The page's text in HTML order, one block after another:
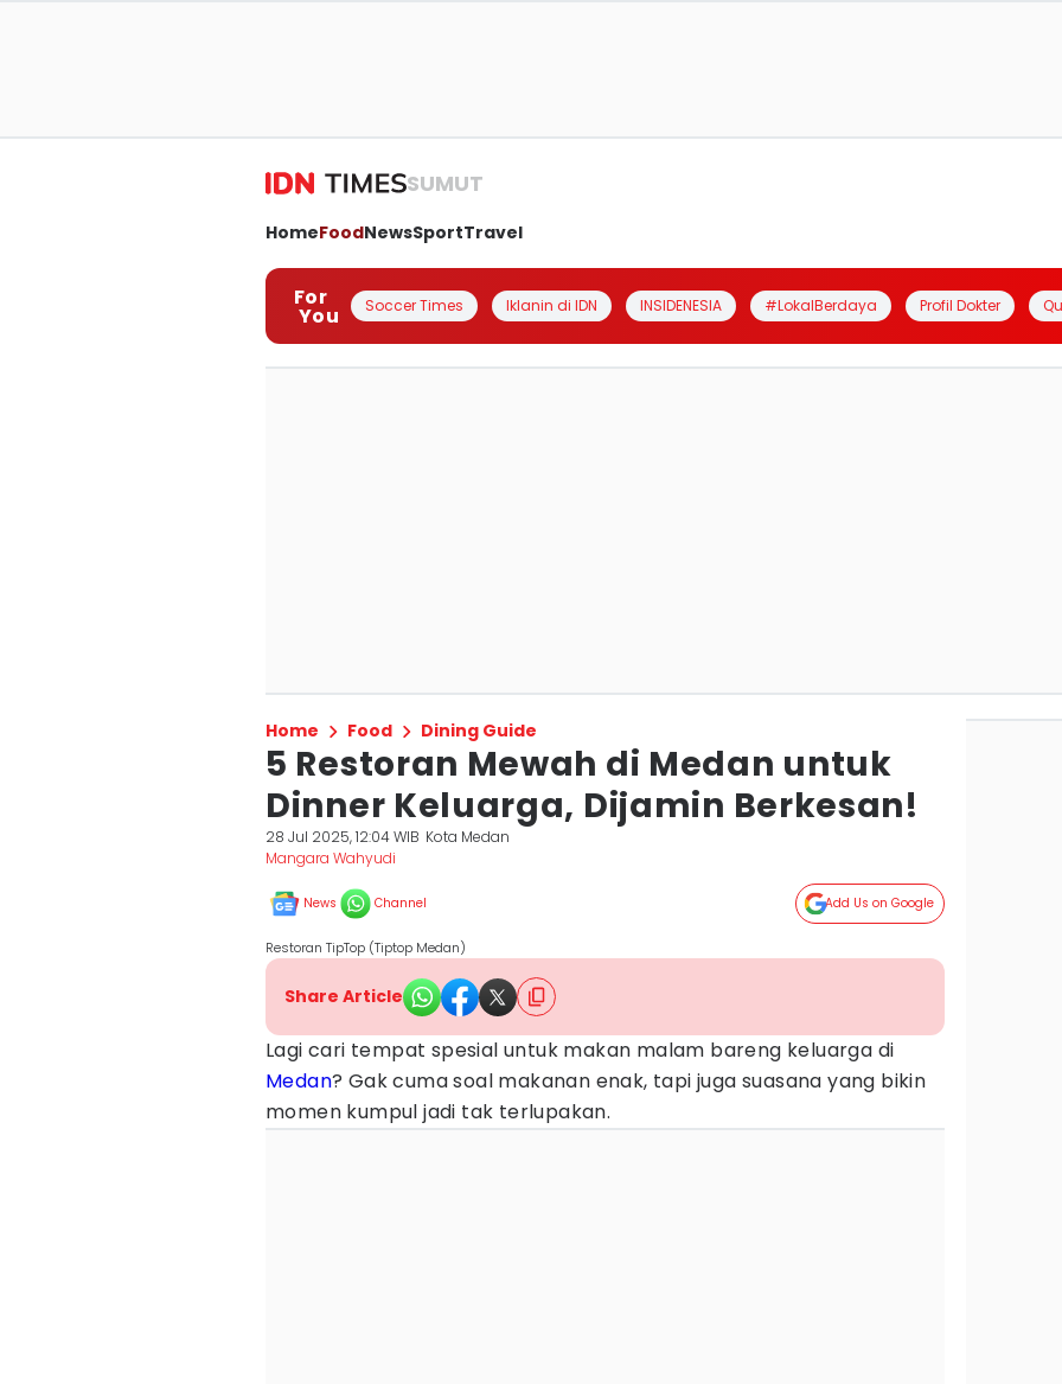
SUMUT
HomeFoodNewsSportTravel
For
You Soccer Times Iklanin di IDN INSIDENESIA #LokalBerdaya Profil Dokter
Home Food Dining Guide
5 Restoran Mewah di Medan untuk
Dinner Keluarga, Dijamin Berkesan!
28 Jul 2025, 12:04 WIB Kota Medan
Mangara Wahyudi
News Channel Add Us on Google
Restoran TipTop (Tiptop Medan)
Share Article
Lagi cari tempat spesial untuk makan malam bareng keluarga di
Medan? Gak cuma soal makanan enak, tapi juga suasana yang bikin
momen kumpul jadi tak terlupakan.